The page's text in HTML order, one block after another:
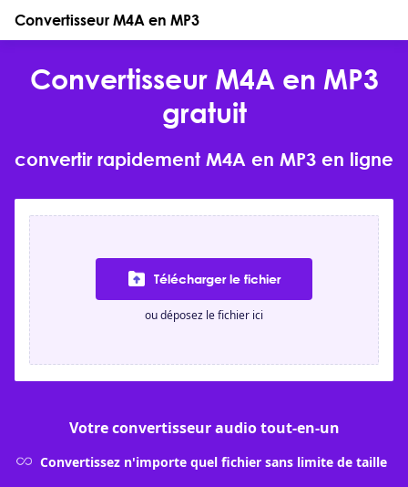
Convertisseur M4A en MP3
Convertisseur M4A en MP3
gratuit
convertir rapidement M4A en MP3 en ligne
Télécharger le fichier
ou déposez le fichier ici
Votre convertisseur audio tout-en-un
Convertissez n'importe quel fichier sans limite de taille